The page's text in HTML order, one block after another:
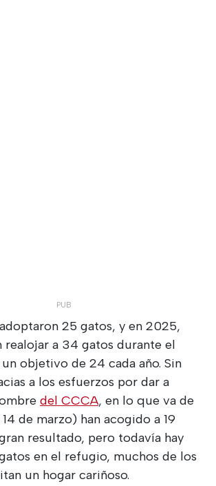
25 gatos, y en 2025,
realojar a 34 gatos durante el
objetivo de 24 cada año. Sin
a los esfuerzos por dar a
del CCCA, en lo que va de
de marzo) han acogido a 19
resultado, pero todavía hay
en el refugio, muchos de los
un hogar cariñoso.